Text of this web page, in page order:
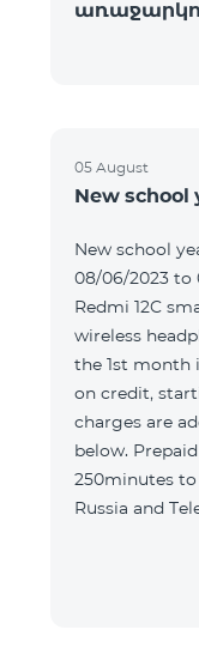
05 August
New school
New school
08/06/2023 to
Redmi 12C
wireless
the 1st month
on credit,
charges are
below. Prepaid package
250minutes to
Russia and